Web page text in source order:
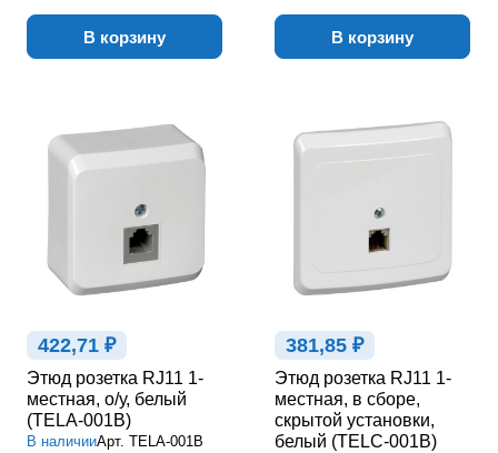
В корзину В корзину
422,71 ₽
Этюд розетка RJ11 1-
местная, о/у, белый
(TELA-001B)
В наличииАрт. TELA-001B
381,85 ₽
Этюд розетка RJ11 1-
местная, в сборе,
скрытой установки,
белый (TELC-001B)